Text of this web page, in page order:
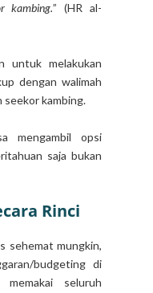
kambing.” (HR al-
untuk melakukan
dengan walimah
seekor kambing.
mengambil opsi
saja bukan
Rinci
sehemat mungkin,
budgeting di
seluruh